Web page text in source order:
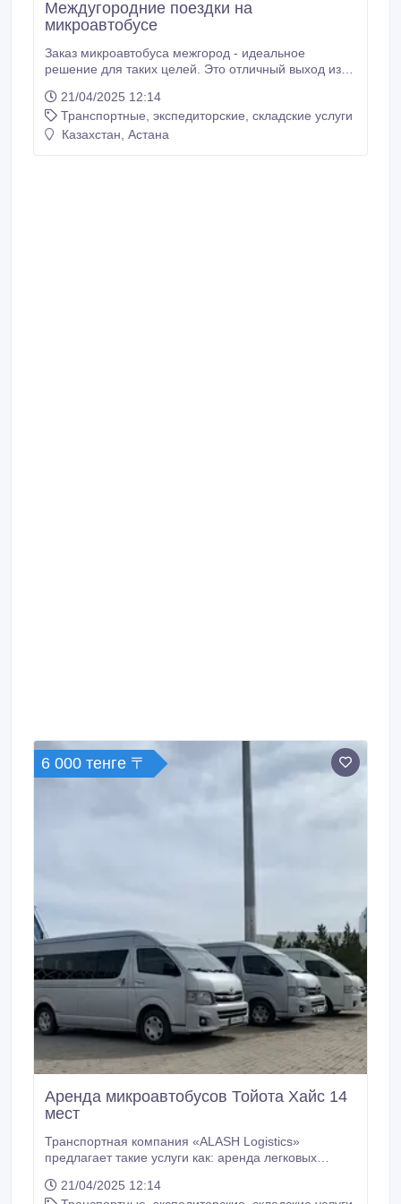
Междугородние поездки на
микроавтобусе
Заказ микроавтобуса межгород - идеальное
решение для таких целей. Это отличный выход из
решить ряд проблем: • транспортное средство
вместительное, нет нужды ехать с друзьями на
нескольких легковых авто; • с легкостью можно
21/04/2025 12:14
Транспортные, экспедиторские, складские услуги
Казахстан, Астана
6 000 тенге 〒
Аренда микроавтобусов Тойота Хайс 14
мест
Транспортная компания «ALASH Logistics»
предлагает такие услуги как: аренда легковых
комфортабельных микроавтобусов на 11-20 мест с
21/04/2025 12:14